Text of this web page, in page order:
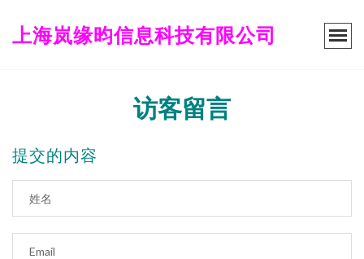
上海岚缘昀信息科技有限公司
访客留言
提交的内容